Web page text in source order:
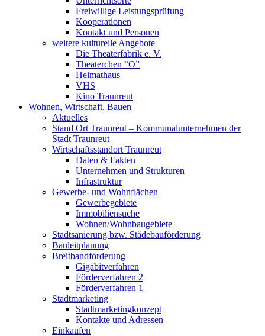
Freiwillige Leistungsprüfung
Kooperationen
Kontakt und Personen
weitere kulturelle Angebote
Die Theaterfabrik e. V.
Theaterchen “O”
Heimathaus
VHS
Kino Traunreut
Wohnen, Wirtschaft, Bauen
Aktuelles
Stand Ort Traunreut – Kommunalunternehmen der
Stadt Traunreut
Wirtschaftsstandort Traunreut
Daten & Fakten
Unternehmen und Strukturen
Infrastruktur
Gewerbe- und Wohnflächen
Gewerbegebiete
Immobiliensuche
Wohnen/Wohnbaugebiete
Stadtsanierung bzw. Städebauförderung
Bauleitplanung
Breitbandförderung
Gigabitverfahren
Förderverfahren 2
Förderverfahren 1
Stadtmarketing
Stadtmarketingkonzept
Kontakte und Adressen
Einkaufen